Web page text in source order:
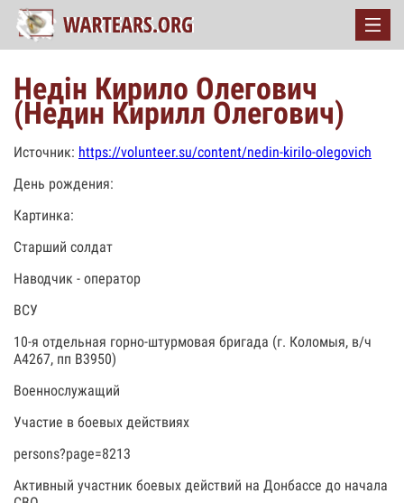
Недін Кирило Олегович
(Недин Кирилл Олегович)
Источник: https://volunteer.su/content/nedin-kirilo-olegovich
День рождения:
Картинка:
Старший солдат
Наводчик - оператор
ВСУ
10-я отдельная горно-штурмовая бригада (г. Коломыя, в/ч
А4267, пп В3950)
Военнослужащий
Участие в боевых действиях
persons?page=8213
Активный участник боевых действий на Донбассе до начала